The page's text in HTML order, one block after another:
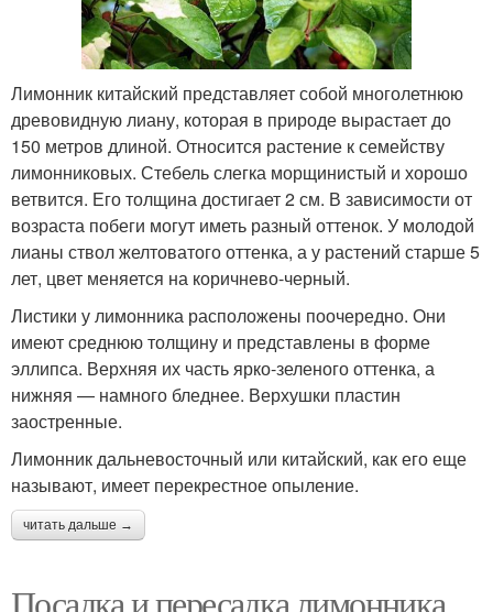
Лимонник китайский представляет собой многолетнюю
древовидную лиану, которая в природе вырастает до
150 метров длиной. Относится растение к семейству
лимонниковых. Стебель слегка морщинистый и хорошо
ветвится. Его толщина достигает 2 см. В зависимости от
возраста побеги могут иметь разный оттенок. У молодой
лианы ствол желтоватого оттенка, а у растений старше 5
лет, цвет меняется на коричнево-черный.
Листики у лимонника расположены поочередно. Они
имеют среднюю толщину и представлены в форме
эллипса. Верхняя их часть ярко-зеленого оттенка, а
нижняя — намного бледнее. Верхушки пластин
заостренные.
Лимонник дальневосточный или китайский, как его еще
называют, имеет перекрестное опыление.
читать дальше →
Посадка и пересадка лимонника